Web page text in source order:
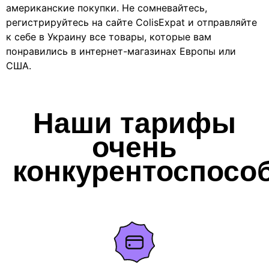
американские покупки. Не сомневайтесь,
регистрируйтесь на сайте ColisExpat и отправляйте
к себе в Украину все товары, которые вам
понравились в интернет-магазинах Европы или
США.
Наши тарифы
очень